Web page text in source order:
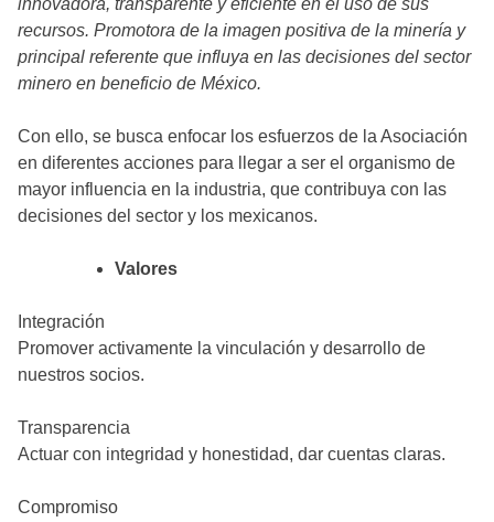
innovadora, transparente y eficiente en el uso de sus
recursos. Promotora de la imagen positiva de la minería y
principal referente que influya en las decisiones del sector
minero en beneficio de México.
Con ello, se busca enfocar los esfuerzos de la Asociación
en diferentes acciones para llegar a ser el organismo de
mayor influencia en la industria, que contribuya con las
decisiones del sector y los mexicanos.
Valores
Integración
Promover activamente la vinculación y desarrollo de
nuestros socios.
Transparencia
Actuar con integridad y honestidad, dar cuentas claras.
Compromiso